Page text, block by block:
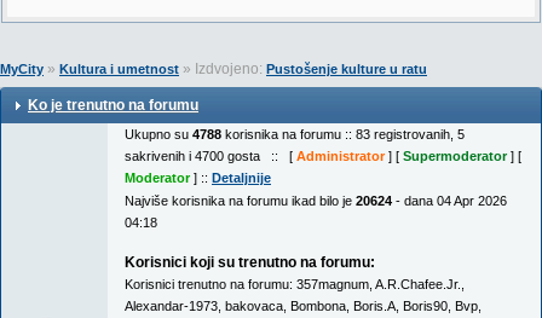
MyCity » Kultura i umetnost » Izdvojeno: Pustošenje kulture u ratu
Ko je trenutno na forumu
Ukupno su 4788 korisnika na forumu :: 83 registrovanih, 5
sakrivenih i 4700 gosta :: [ Administrator] [ Supermoderator] [
Moderator] :: Detaljnije
Najviše korisnika na forumu ikad bilo je 20624 - dana 04 Apr 2026
04:18
Korisnici koji su trenutno na forumu:
Korisnici trenutno na forumu: 357magnum A.R.Chafee.Jr.
Alexandar-1973 bakovaca Bombona Boris.A Boris90 Bvp